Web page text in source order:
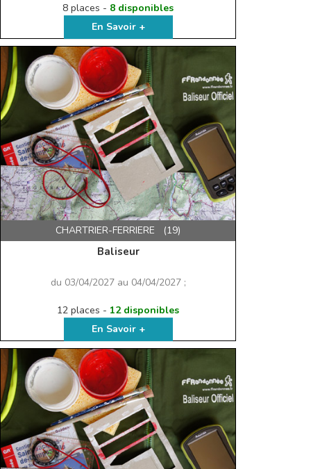
8 places - 8 disponibles
En Savoir +
CHARTRIER-FERRIERE (19)
Baliseur
du 03/04/2027 au 04/04/2027 ;
12 places - 12 disponibles
En Savoir +